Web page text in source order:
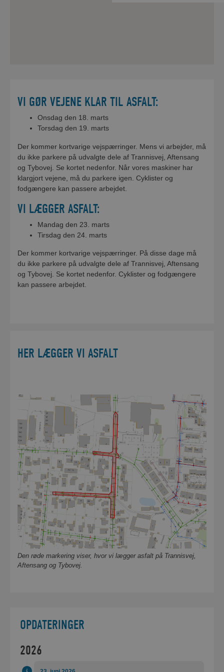
VI GØR VEJENE KLAR TIL ASFALT:
Onsdag den 18. marts
Torsdag den 19. marts
Der kommer kortvarige vejspærringer. Mens vi arbejder, må
du ikke parkere på udvalgte dele af Trannisvej, Aftensang
og Tybovej. Se kortet nedenfor. Når vores maskiner har
klargjort vejene, må du parkere igen. Cyklister og
fodgængere kan passere arbejdet.
VI LÆGGER ASFALT:
Mandag den 23. marts
Tirsdag den 24. marts
Der kommer kortvarige vejspærringer. På disse dage må
du ikke parkere på udvalgte dele af Trannisvej, Aftensang
og Tybovej. Se kortet nedenfor. Cyklister og fodgængere
kan passere arbejdet.
HER LÆGGER VI ASFALT
Den røde markering viser, hvor vi lægger asfalt på Trannisvej,
Aftensang og Tybovej.
OPDATERINGER
2026